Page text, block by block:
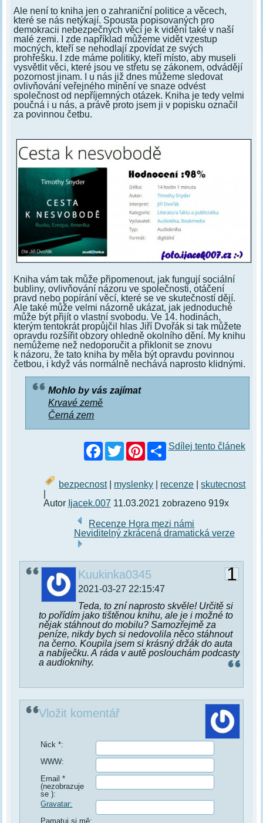
Ale není to kniha jen o zahraniční politice a věcech,
které se nás netýkají. Spousta popisovaných pro
demokracii nebezpečných věcí je k vidění také v naší
malé zemi. I zde například můžeme vidět vzestup
mocných, kteří se nehodlají zpovídat ze svých
prohřešku. I zde máme politiky, kteří místo, aby museli
vysvětlit věci, které jsou ve střetu se zákonem, odvádějí
pozornost jinam. I u nás již dnes můžeme sledovat
ovlivňování veřejného mínění ve snaze odvést
společnost od nepříjemných otázek. Kniha je tedy velmi
poučná i u nás, a právě proto jsem ji v popisku označil
za povinnou četbu.
Kniha vám tak může připomenout, jak fungují sociální
bubliny, ovlivňování názoru ve společnosti, otáčení
pravd nebo popírání věcí, které se ve skutečností dějí.
Ale také může velmi názorně ukázat, jak jednoduché
může být přijít o vlastní svobodu. Ve 14. hodinách,
kterým tentokrát propůjčil hlas Jiří Dvořák si tak můžete
opravdu rozšířit obzory ohledně okolního dění. My knihu
nemůžeme než nedoporučit a přiklonit se znovu
k názoru, že tato kniha by měla být opravdu povinnou
četbou, i když vás normálně nechává naprosto klidnými.
Mohlo by vás zajímat
Krvavé země
Černá zem
Facebook
TwitterPinterestSdílej tento článek
bezpecnost| myslenky recenze |skutecnost
Autor Ijacek.007 11.03.2021 zobrazeno 919x
Recenze Hora mezi námi
Neviditelný zkrácená dramatická verze
1
Kuukinka0345
2021-03-27 22:15:47
Teda, to zní naprosto skvěle! Určitě si
to pořídím jako tištěnou knihu, ale je i možné to
nějak stáhnout do mobilu? Samozřejmě za
peníze, nikdy bych si nedovolila něco stáhnout
na černo. Koupila jsem si krásný držák do auta
a nabíječku. A ráda v autě poslouchám podcasty
a audioknihy.
Vložit komentář
Nick *:
WWW:
Email *
(nezobrazuje
se ):
Gravatar:
Pamatuj si mě: